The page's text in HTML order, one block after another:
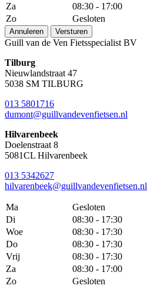
Za
08:30 - 17:00
Zo
Gesloten
Annuleren Versturen
Guill van de Ven Fietsspecialist BV
Tilburg
Nieuwlandstraat 47
5038 SM TILBURG
013 5801716
dumont@guillvandevenfietsen.nl
Hilvarenbeek
Doelenstraat 8
5081CL Hilvarenbeek
013 5342627
hilvarenbeek@guillvandevenfietsen.nl
Ma
Gesloten
Di
08:30 - 17:30
Woe
08:30 - 17:30
Do
08:30 - 17:30
Vrij
08:30 - 17:30
Za
08:30 - 17:00
Zo
Gesloten